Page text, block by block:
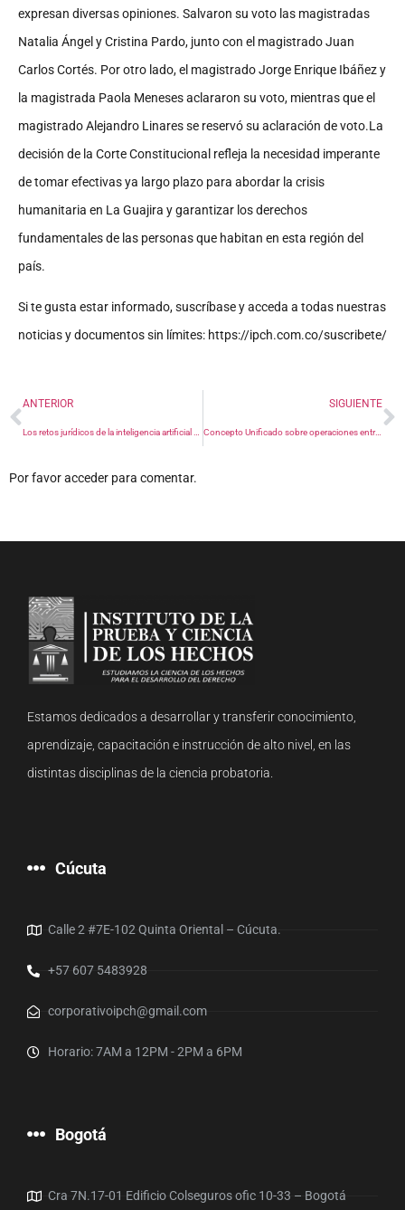
expresan diversas opiniones. Salvaron su voto las magistradas
Natalia Ángel y Cristina Pardo, junto con el magistrado Juan
Carlos Cortés. Porotro lado, el magistrado Jorge Enrique Ibáñez y
la magistrada Paola Meneses aclararon su voto, mientras que el
magistrado Alejandro Linares se reservó su aclaración de voto.La
decisión de la Corte Constitucional refleja la necesidad imperante
de tomar efectivas ya largo plazo para abordar la crisis
humanitaria en La Guajira y garantizar los derechos
fundamentales de las personas que habitan en esta región del
país.
Si te gusta estar informado, suscríbase y acceda a todas nuestras
noticias y documentos sin límites: https://ipch.com.co/suscribete/
ANTERIOR SIGUIENTE
Concepto Unificado sobre operaciones entre Sociedades de Comercialización Internacional y usuarios de Zona Franca
Por favor acceder para comentar.
Estamos dedicados a desarrollar y transferir conocimiento,
aprendizaje, capacitación e instrucción de alto nivel, en las
distintas disciplinas de la ciencia probatoria.
Cúcuta
Calle 2 #7E-102 Quinta Oriental – Cúcuta.
+57 607 5483928
corporativoipch@gmail.com
Horario: 7AM a 12PM - 2PM a 6PM
Bogotá
Cra 7N.17-01 Edificio Colseguros ofic 10-33 – Bogotá